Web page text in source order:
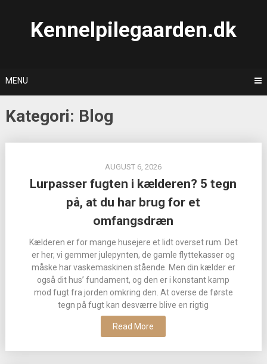
Kennelpilegaarden.dk
MENU
Kategori: Blog
AUGUST 6, 2026
Lurpasser fugten i kælderen? 5 tegn
på, at du har brug for et
omfangsdræn
Kælderen er for mange husejere et lidt overset rum. Det
er her, vi gemmer julepynten, de gamle flyttekasser og
måske har vaskemaskinen stående. Men din kælder er
også dit hus’ fundament, og den er i konstant kamp
mod fugt fra jorden omkring den. At overse de første
tegn på fugt kan desværre blive en rigtig
Read More